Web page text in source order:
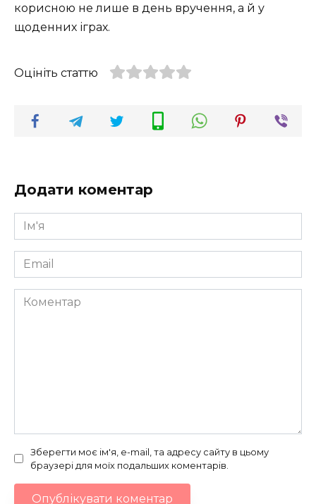
корисною не лише в день вручення, а й у
щоденних іграх.
Оцініть статтю
Додати коментар
Ім'я
*
Email
*
Коментар
Зберегти моє ім'я, e-mail, та адресу сайту в цьому
браузері для моїх подальших коментарів.